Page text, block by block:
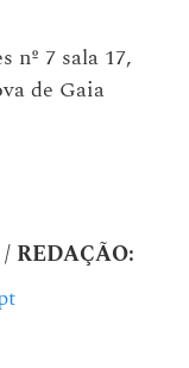
nº 7 sala 17,
de Gaia
REDAÇÃO: